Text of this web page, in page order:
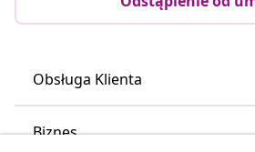
Obsługa Klienta
Biznes